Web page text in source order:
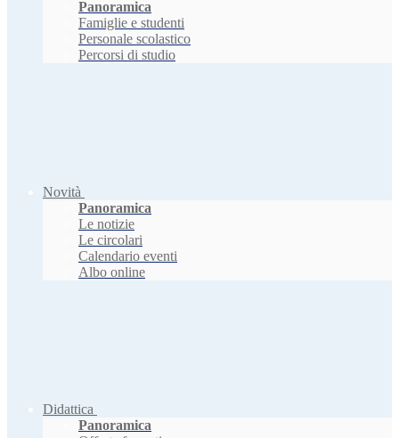
Panoramica
Famiglie e studenti
Personale scolastico
Percorsi di studio
Novità
Panoramica
Le notizie
Le circolari
Calendario eventi
Albo online
Didattica
Panoramica